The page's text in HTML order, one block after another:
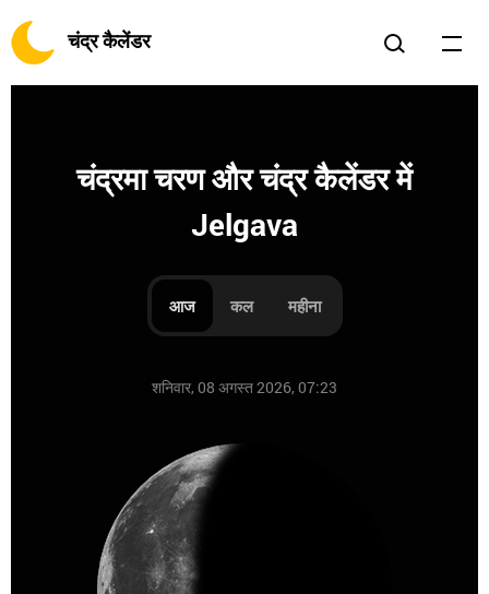
चंद्र कैलेंडर
चंद्रमा चरण और चंद्र कैलेंडर में
Jelgava
आज कल महीना
शनिवार, 08 अगस्त 2026, 07:23